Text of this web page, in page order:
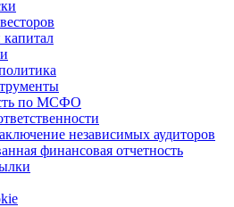
по МСФО
независимых аудиторов
финансовая отчетность